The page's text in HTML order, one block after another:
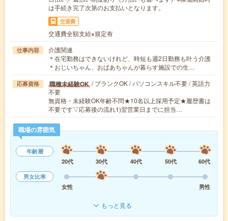
は手続き完了次第のお支払いとなります。
交通費
交通費全額支給※規定有
仕事内容
介護関連
＊在宅勤務はできないけれど、時短も週2日勤務も叶う介護
＊おじいちゃん、おばあちゃんが暮らす施設での生…
応募資格 職種未経験OK / ブランクOK / パソコンスキル不要 / 英語力
不要
無資格・未経験OK年齢不問★10名以上採用予定★履歴書は
不要です▽応募後の流れ1)翌営業日までに担当…
職場の雰囲気
年齢層
20代
30代 40代 50代
60代
男女比率
女性
男性
もっと見る